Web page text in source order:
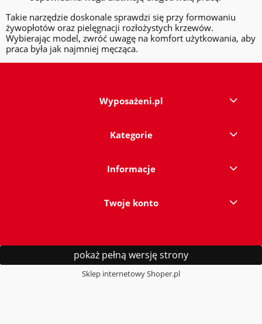
Takie narzędzie doskonale sprawdzi się przy formowaniu
żywopłotów oraz pielęgnacji rozłożystych krzewów.
Wybierając model, zwróć uwagę na komfort użytkowania, aby
praca była jak najmniej męcząca.
Wyposażeni.pl
Kategorie
Informacje
Twoje konto
pokaż pełną wersję strony
Sklep internetowy Shoper.pl